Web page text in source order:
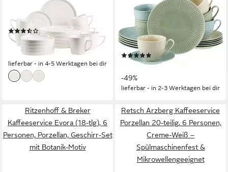
Kaffeeservice Sita (18-tlg), 6
Personen, Porzellan
(7)
ab 62,79 € UVP123,95 €
-49%
lieferbar - in 4-5 Werktagen bei dir
Kaffeeservice Valencia Pastell,
Kaffee-Service 18-tlg (18-tlg),
6 Personen, Porzellan,
Elegant, Boho Chic
(4)
ab 76,90 € UVP
-49%
lieferbar - in 2-3 Werktagen bei dir
Ritzenhoff & Breker
Kaffeeservice Evora (18-tlg), 6
Personen, Porzellan, Geschirr-Set
mit Botanik-Motiv
Retsch Arzberg Kaffeeservice
Porzellan 20-teilig, 6 Personen,
Creme-Weiß –
Spülmaschinenfest &
Mikrowellengeeignet